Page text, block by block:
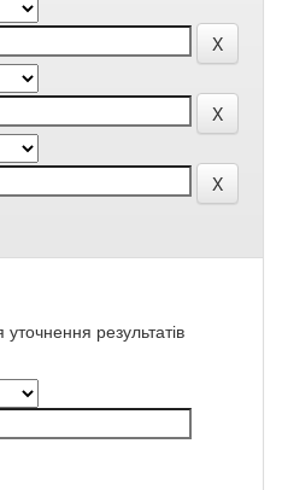
результатів